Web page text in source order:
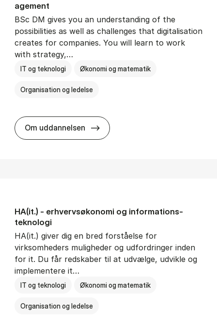
age­ment
BSc DM gives you an understanding of the
possibilities as well as challenges that digitalisation
creates for companies. You will learn to work
with strategy,…
IT og teknologi Økonomi og matematik
Organisation og ledelse
Om uddannelsen BSc in Busi­ness Ad­min­is­tra­tion
HA(it.) - erhvervs­økonomi og informations­
teknologi
HA(it.) giver dig en bred forståelse for
virksomheders muligheder og udfordringer inden
for it. Du får redskaber til at udvælge, udvikle og
implementere it…
IT og teknologi Økonomi og matematik
Organisation og ledelse